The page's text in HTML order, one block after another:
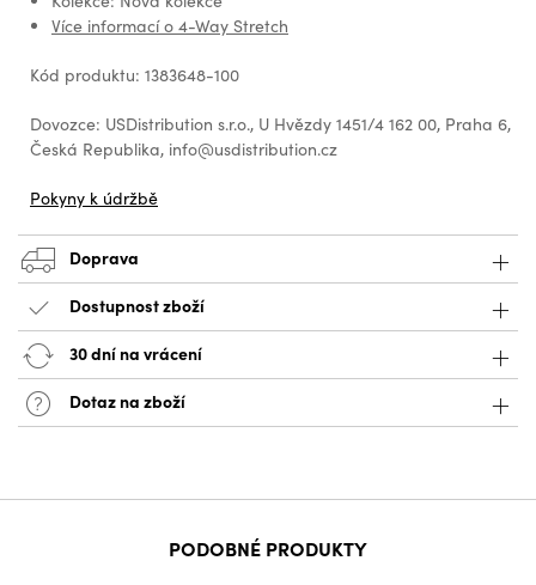
Více informací o 4-Way Stretch
Kód produktu: 1383648-100
Dovozce: USDistribution s.r.o., U Hvězdy 1451/4 162 00, Praha 6,
Česká Republika, info@usdistribution.cz
Pokyny k údržbě
Doprava
Dostupnost zboží
30 dní na vrácení
Dotaz na zboží
PODOBNÉ PRODUKTY